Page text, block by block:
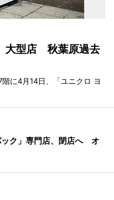
大型店 秋葉原過去
に4月14日、「ユニクロ ヨ
ク」専門店、閉店へ オ